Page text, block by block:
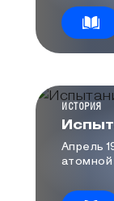
1986
КАТЕГОРИЯ
ИСТОРИЯ
Апрель
атомной